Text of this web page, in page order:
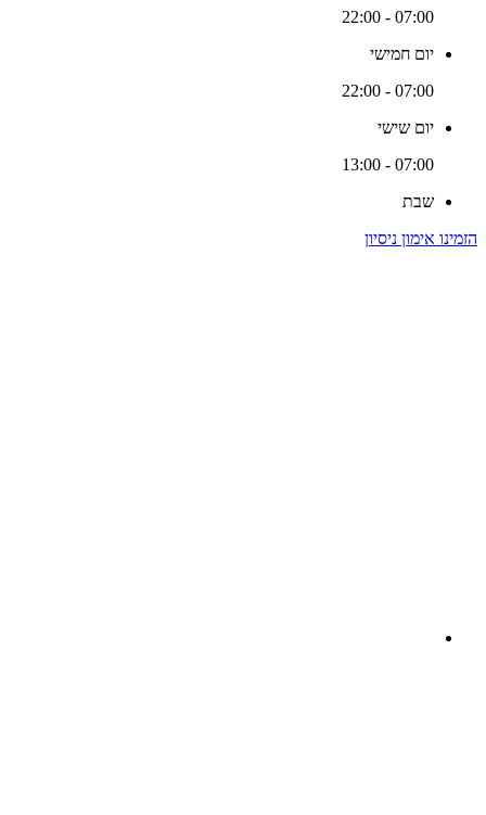
07:00 - 22:00
יום חמישי
07:00 - 22:00
יום שישי
07:00 - 13:00
שבת
הזמינו אימון ניסיון